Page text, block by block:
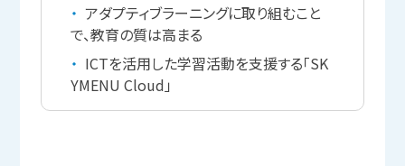
アダプティブラーニングに取り組むこと
で、教育の質は高まる
ICTを活用した学習活動を支援する「SK
YMENU Cloud」